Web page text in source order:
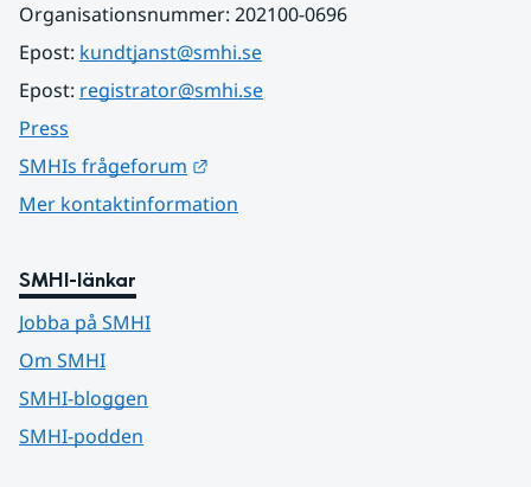
Organisationsnummer: 202100-0696
Epost: kundtjanst@smhi.se
Epost: registrator@smhi.se
Press
SMHIs frågeforum
Mer kontaktinformation
SMHI-länkar
Jobba på SMHI
Om SMHI
SMHI-bloggen
SMHI-podden